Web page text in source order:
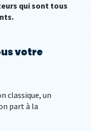
qui sont tous
votre
classique, un
part à la